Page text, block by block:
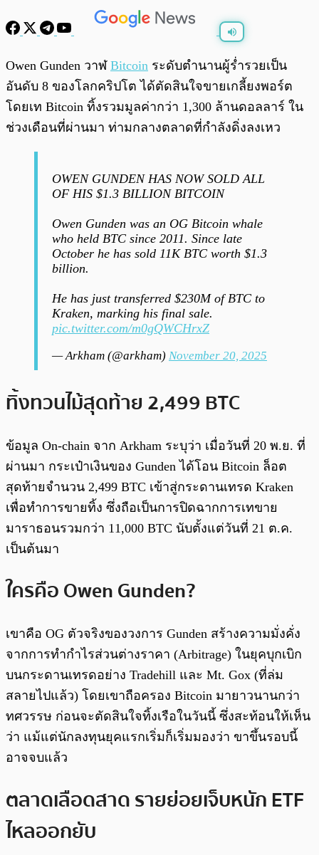
0:00
Owen Gunden วาฬ Bitcoin ระดับตำนานผู้ร่ำรวยเป็น
อันดับ 8 ของโลกคริปโต ได้ตัดสินใจขายเกลี้ยงพอร์ต
โดยเท Bitcoin ทิ้งรวมมูลค่ากว่า 1,300 ล้านดอลลาร์ ใน
ช่วงเดือนที่ผ่านมา ท่ามกลางตลาดที่กำลังดิ่งลงเหว
OWEN GUNDEN HAS NOW SOLD ALL
OF HIS $1.3 BILLION BITCOIN
Owen Gunden was an OG Bitcoin whale
who held BTC since 2011. Since late
October he has sold 11K BTC worth $1.3
billion.
He has just transferred $230M of BTC to
Kraken, marking his final sale.
pic.twitter.com/m0gQWCHrxZ
— Arkham (@arkham) November 20, 2025
ทิ้งทวนไม้สุดท้าย 2,499 BTC
ข้อมูล On-chain จาก Arkham ระบุว่า เมื่อวันที่ 20 พ.ย. ที่
ผ่านมา กระเป๋าเงินของ Gunden ได้โอน Bitcoin ล็อต
สุดท้ายจำนวน 2,499 BTC เข้าสู่กระดานเทรด Kraken
เพื่อทำการขายทิ้ง ซึ่งถือเป็นการปิดฉากการเทขาย
มาราธอนรวมกว่า 11,000 BTC นับตั้งแต่วันที่ 21 ต.ค.
เป็นต้นมา
ใครคือ Owen Gunden?
เขาคือ OG ตัวจริงของวงการ Gunden สร้างความมั่งคั่ง
จากการทำกำไรส่วนต่างราคา (Arbitrage) ในยุคบุกเบิก
บนกระดานเทรดอย่าง Tradehill และ Mt. Gox (ที่ล่ม
สลายไปแล้ว) โดยเขาถือครอง Bitcoin มายาวนานกว่า
ทศวรรษ ก่อนจะตัดสินใจทิ้งเรือในวันนี้ ซึ่งสะท้อนให้เห็น
ว่า แม้แต่นักลงทุนยุคแรกเริ่มก็เริ่มมองว่า ขาขึ้นรอบนี้
อาจจบแล้ว
ตลาดเลือดสาด รายย่อยเจ็บหนัก ETF
ไหลออกยับ